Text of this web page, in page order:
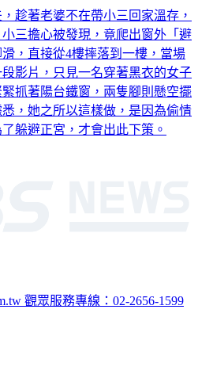
趁著老婆不在帶小三回家溫存，
三擔心被發現，竟爬出窗外「避
，直接從4樓摔落到一樓，當場
影片，只見一名穿著黑衣的女子
抓著陽台鐵窗，兩隻腳則懸空擺
，她之所以這樣做，是因為偷情
躲避正宮，才會出此下策。
觀眾服務專線：02-2656-1599